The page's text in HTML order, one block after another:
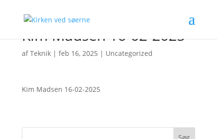
Kim Madsen 16-02-2025
afTeknik| feb 16, 2025 | Uncategorized
Kim Madsen 16-02-2025